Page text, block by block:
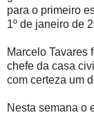
para o primeiro
1º de janeiro de
Marcelo Tavares
chefe da casa
com certeza um
Nesta semana o